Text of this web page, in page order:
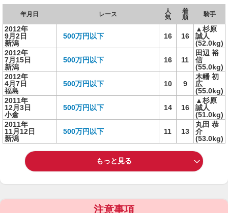
年月日 レース
人
気
着
順
騎手
2012年
9月2日
新潟
500万円以下 16 16
▲杉原
誠人
(52.0kg)
2012年
7月15日
新潟
500万円以下 16 11
田辺 裕
信
(55.0kg)
2012年
4月7日
福島
500万円以下 10 9
木幡 初
広
(55.0kg)
2011年
12月3日
小倉
500万円以下 14 16
▲杉原
誠人
(51.0kg)
2011年
11月12日
新潟
500万円以下 11 13
丸田 恭
介
(53.0kg)
もっと見る
注意事項